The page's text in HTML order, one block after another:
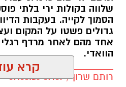
שלווה בקולות ירי בלתי
הסמוך לקייה. בעקבות
גדולים פשטו על המקום
אחד מהם לאחר מרדף
הוואדי.
רותם שרון / 09:07 09.08.26
קרא